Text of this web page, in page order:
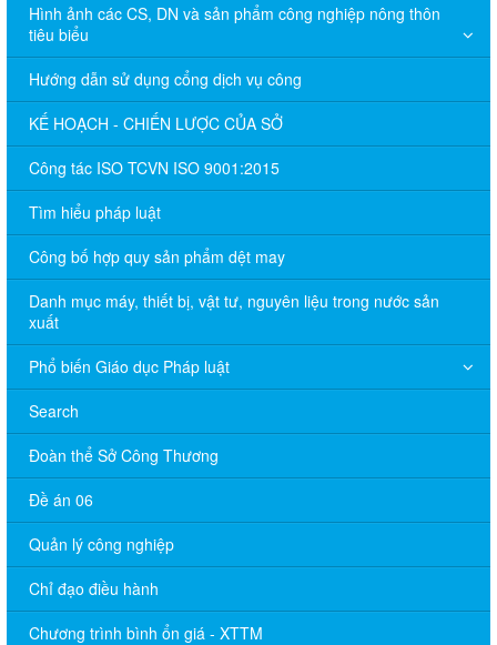
Hình ảnh các CS, DN và sản phẩm công nghiệp nông thôn
tiêu biểu
Hướng dẫn sử dụng cổng dịch vụ công
KẾ HOẠCH - CHIẾN LƯỢC CỦA SỞ
Công tác ISO TCVN ISO 9001:2015
Tìm hiểu pháp luật
Công bố hợp quy sản phẩm dệt may
Danh mục máy, thiết bị, vật tư, nguyên liệu trong nước sản
xuất
Phổ biến Giáo dục Pháp luật
Search
Đoàn thể Sở Công Thương
Đề án 06
Quản lý công nghiệp
Chỉ đạo điều hành
Chương trình bình ổn giá - XTTM